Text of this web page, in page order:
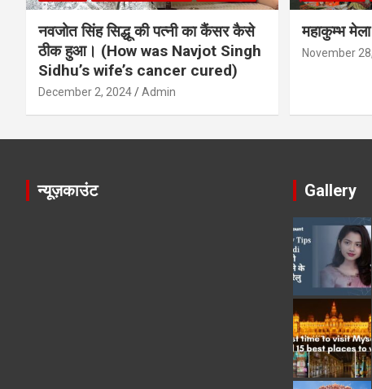
नवजोत सिंह सिद्धू की पत्नी का कैंसर कैसे
ठीक हुआ। (How was Navjot Singh
Sidhu’s wife’s cancer cured)
December 2, 2024 Admin
महाकुम्भ
November
न्यूज़काउंट Gallery